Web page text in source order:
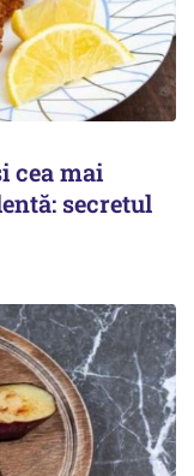
cea mai
secretul